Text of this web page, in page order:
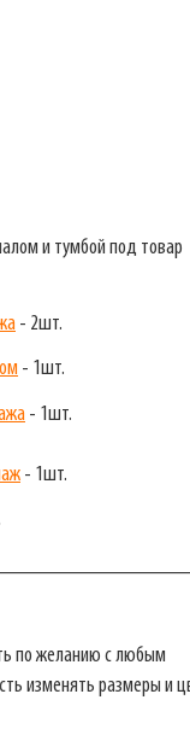
и тумбой под товар
- 2шт.
- 1шт.
- 1шт.
- 1шт.
по желанию с любым
изменять размеры и